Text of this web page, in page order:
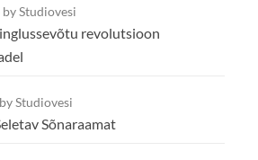
by Studiovesi
revolutsioon
by Studiovesi
Sõnaraamat